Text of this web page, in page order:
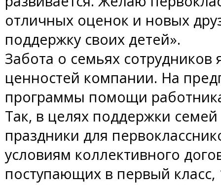
отличных оценок и новых
поддержку своих детей».
Забота о семьях
ценностей компании. На
программы помощи
Так, в целях поддержки
праздники для
условиям коллективного
поступающих в первый класс,